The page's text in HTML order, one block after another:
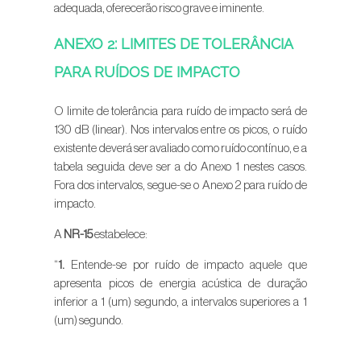
adequada, oferecerão risco grave e iminente.
ANEXO 2: LIMITES DE TOLERÂNCIA
PARA RUÍDOS DE IMPACTO
O limite de tolerância para ruído de impacto será de
130 dB (linear). Nos intervalos entre os picos, o ruído
existente deverá ser avaliado como ruído contínuo, e a
tabela seguida deve ser a do Anexo 1 nestes casos.
Fora dos intervalos, segue-se o Anexo 2 para ruído de
impacto.
A NR-15estabelece:
“1. Entende-se por ruído de impacto aquele que
apresenta picos de energia acústica de duração
inferior a 1 (um) segundo, a intervalos superiores a 1
(um) segundo.